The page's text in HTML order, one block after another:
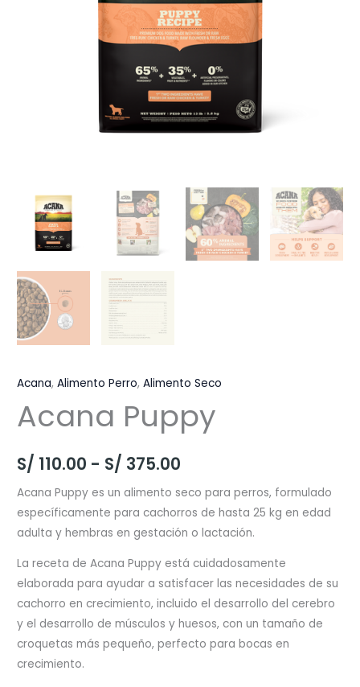
Acana,Alimento Perro,Alimento Seco
Acana Puppy
S/ 110.00 - S/ 375.00
de
precios:
desde
S/ 110.00
hasta
S/ 375.00
Acana Puppy es un alimento seco para perros, formulado
específicamente para cachorros de hasta 25 kg en edad
adulta y hembras en gestación o lactación.
La receta de Acana Puppy está cuidadosamente
elaborada para ayudar a satisfacer las necesidades de su
cachorro en crecimiento, incluido el desarrollo del cerebro
y el desarrollo de músculos y huesos, con un tamaño de
croquetas más pequeño, perfecto para bocas en
crecimiento.